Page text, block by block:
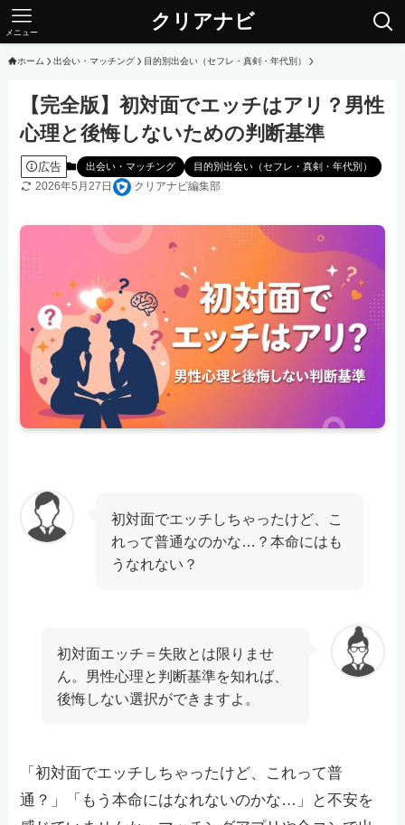
クリアナビ
メニュー
ホーム 出会い・マッチング 目的別出会い（セフレ・真剣・年代別）
【完全版】初対面でエッチはアリ？男性
心理と後悔しないための判断基準
広告 出会い・マッチング 目的別出会い（セフレ・真剣・年代別）
2026年5月27日 クリアナビ編集部
初対面でエッチしちゃったけど、こ
れって普通なのかな…？本命にはも
うなれない？
初対面エッチ＝失敗とは限りませ
ん。男性心理と判断基準を知れば、
後悔しない選択ができますよ。
「初対面でエッチしちゃったけど、これって普
通？」「もう本命にはなれないのかな…」と不安を